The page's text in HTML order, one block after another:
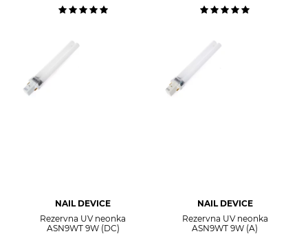
NAIL DEVICE
Rezervna UV neonka
ASN9WT 9W (DC)
NAIL DEVICE
Rezervna UV neonka
ASN9WT 9W (A)